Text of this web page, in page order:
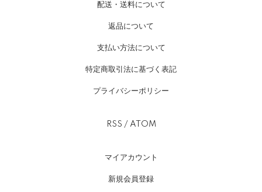
配送・送料について
返品について
支払い方法について
特定商取引法に基づく表記
プライバシーポリシー
RSS / ATOM
マイアカウント
新規会員登録